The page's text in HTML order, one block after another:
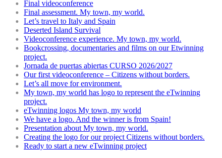
Final videoconference
Final assessment. My town, my world.
Let’s travel to Italy and Spain
Deserted Island Survival
Videoconference experience. My town, my world.
Bookcrossing, documentaries and films on our Etwinning
project.
Jornada de puertas abiertas CURSO 2026/2027
Our first videoconference – Citizens without borders.
Let’s all move for environment.
My town, my world has logo to represent the eTwinning
project.
eTwinning logos My town, my world
We have a logo. And the winner is from Spain!
Presentation about My town, my world.
Creating the logo for our project Citizens without borders.
Ready to start a new eTwinning project